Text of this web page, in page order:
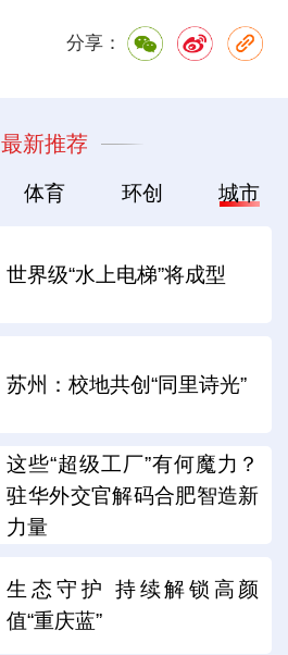
分享：
最新推荐
体育 环创 城市
世界级“水上电梯”将成型
苏州：校地共创“同里诗光”
这些“超级工厂”有何魔力？
驻华外交官解码合肥智造新
力量
生态守护 持续解锁高颜
值“重庆蓝”